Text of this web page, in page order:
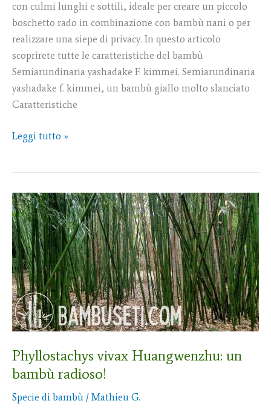
con culmi lunghi e sottili, ideale per creare un piccolo
boschetto rado in combinazione con bambù nani o per
realizzare una siepe di privacy. In questo articolo
scoprirete tutte le caratteristiche del bambù
Semiarundinaria yashadake F. kimmei. Semiarundinaria
yashadake f. kimmei, un bambù giallo molto slanciato
Caratteristiche
Leggi tutto »
Phyllostachys vivax Huangwenzhu: un
bambù radioso!
Specie di bambù / Mathieu G.
Phyllostachys
vivax
Huangwenzhu:
un
bambù
radioso!